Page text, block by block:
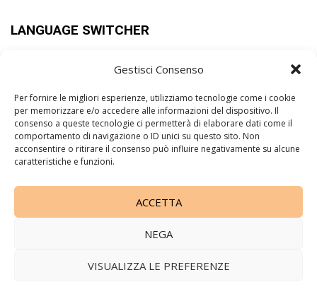
Gestisci Consenso
Per fornire le migliori esperienze, utilizziamo tecnologie come i cookie
per memorizzare e/o accedere alle informazioni del dispositivo. Il
consenso a queste tecnologie ci permetterà di elaborare dati come il
comportamento di navigazione o ID unici su questo sito. Non
acconsentire o ritirare il consenso può influire negativamente su alcune
caratteristiche e funzioni.
ACCETTA
NEGA
VISUALIZZA LE PREFERENZE
LANGUAGE SWITCHER
PAGINE
BOOKS CONTATTI Cookie Policy Disclaimer EVENTS
HOMEPAGEI MIEI LIBRI I MIEI LIBRI INTERVIEWS
MOVIESPERSONE PLACES Privacy Policy STORIES CHI
La cacciatrice di storie
2026 All Rights Reserved © - P.IVA
Disclaimer